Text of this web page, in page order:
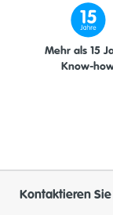
Mehr als 15
Know-
Kontaktieren